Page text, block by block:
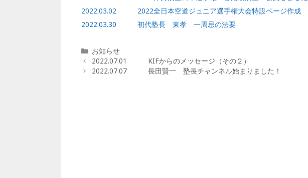
k
2022.03.02 2022全日本空道ジュニア選手権大会特設ページ作成
2022.03.30 初代塾長 東孝 一周忌の法要
カ
テ
ゴ
お知らせ
2022.07.01 KIFからのメッセージ（その２）
2022.07.07 長田賢一 塾長チャンネル始まりました！